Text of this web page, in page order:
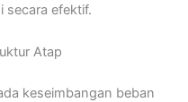
secara efektif.
Atap
keseimbangan beban